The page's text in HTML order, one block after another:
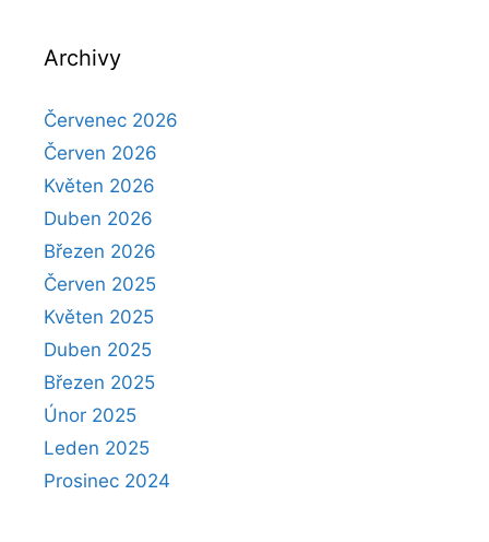
Archivy
Červenec 2026
Červen 2026
Květen 2026
Duben 2026
Březen 2026
Červen 2025
Květen 2025
Duben 2025
Březen 2025
Únor 2025
Leden 2025
Prosinec 2024